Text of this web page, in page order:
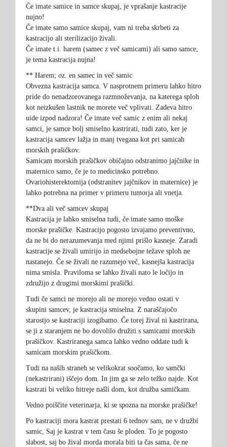
Če imate samice in samce skupaj, je vprašanje kastracije
nujno!
Če imate samo samice skupaj, vam ni treba skrbeti za
kastracijo ali sterilizacijo živali.
Če imate t.i. harem (samec z več samicami) ali samo samce,
je tema kastracija nujna!
** Harem; oz. en samec in več samic
Obvezna kastracija samca. V nasprotnem primeru lahko hitro
pride do nenadzorovanega razmnoževanja, na katerega sploh
kot neizkušen lastnik ne morete več vplivati. Zadeva hitro
uide izpod nadzora! Če imate več samic z enim ali nekaj
samci, je samce bolj smiselno kastrirati, tudi zato, ker je
kastracija samcev lažja in manj tvegana kot pri samicah
morskih prašičkov.
Samicam morskih prašičkov običajno odstranimo jajčnike in
maternico samo, če je to medicinsko potrebno.
Ovariohisterektomija (odstranitev jajčnikov in maternice) je
lahko potrebna na primer v primeru tumorja ali vnetja.
**Dva ali več samcev skupaj
Kastracija je lahko smiselna tudi, če imate samo moške
morske prašičke. Kastracijo pogosto izvajamo preventivno,
da ne bi do nerazumevanja med njimi prišlo kasneje. Zaradi
kastracije se živali umirijo in medsebojne težave sploh ne
nastanejo. Če se živali ne razumejo več, kasnejša kastracija
nima smisla. Praviloma se lahko živali nato le ločijo in
združijo z drugimi morskimi prašički.
Tudi če samci ne morejo ali ne morejo vedno ostati v
skupini samcev, je kastracija smiselna. Z naraščajočo
starostjo se kastraciji izogibamo. Če torej žival ni kastrirana,
se ji z staranjem ne bo dovolilo družiti s samicami morskih
prašičkov. Kastriranega samca lahko vedno oddate tudi k
samicam morskim prašičkom.
Tudi na naših straneh se velikokrat soočamo, ko samčki
(nekastrirani) iščejo dom. In jim ga se zelo težko najde. Kot
kastrati bi veliko hitreje našli dom, kot družba samičkam.
Vedno poiščite veterinarja, ki se spozna na morske prašičke!
Po kastraciji mora kastrat prestati 6 tednov sam, ne v družbi
samic, Saj je kastrat v tem času še ploden. To je pogosto
slabost, saj bo žival morda morala biti ta čas sama, če ne